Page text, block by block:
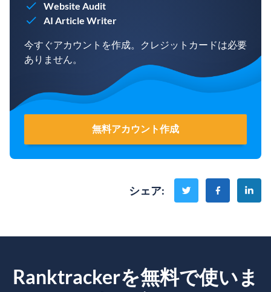
Website Audit
AI Article Writer
今すぐアカウントを作成。クレジットカードは必要
ありません。
無料アカウント作成
シェア:
Ranktrackerを無料で使いま